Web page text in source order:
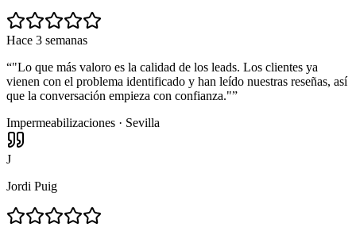
Hace 3 semanas
“"Lo que más valoro es la calidad de los leads. Los clientes ya
vienen con el problema identificado y han leído nuestras reseñas, así
que la conversación empieza con confianza."”
Impermeabilizaciones · Sevilla
J
Jordi Puig